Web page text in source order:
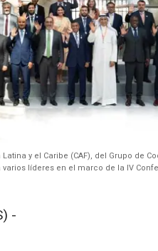
y el Caribe (CAF), del Grupo de
líderes en el marco de la IV
-